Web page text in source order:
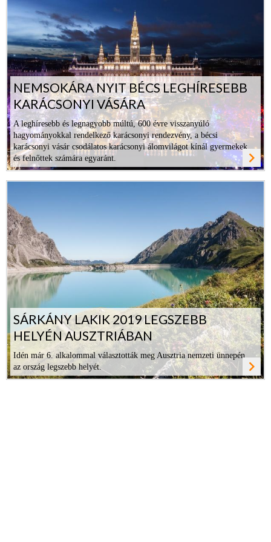
NEMSOKÁRA NYIT BÉCS LEGHÍRESEBB
KARÁCSONYI VÁSÁRA
A leghíresebb és legnagyobb múltú, 600 évre visszanyúló
hagyományokkal rendelkező karácsonyi rendezvény, a bécsi
karácsonyi vásár csodálatos karácsonyi álomvilágot kínál gyermekek
és felnőttek számára egyaránt.
navigate_next
SÁRKÁNY LAKIK 2019 LEGSZEBB
HELYÉN AUSZTRIÁBAN
Idén már 6. alkalommal választották meg Ausztria nemzeti ünnepén
az ország legszebb helyét.
navigate_next